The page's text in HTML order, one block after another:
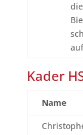
Kader
Name